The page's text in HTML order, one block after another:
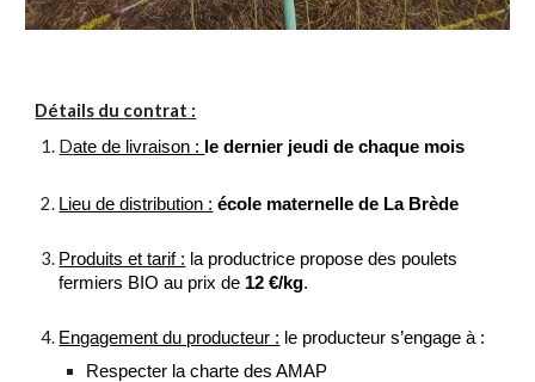
Détails du contrat :
Date de livraison : le dernier jeudi de chaque mois
Lieu de distribution : école maternelle de La Brède
Produits et tarif : la productrice propose des poulets
fermiers BIO au prix de 12 €/kg.
Engagement du producteur : le producteur s’engage à :
Respecter la charte des AMAP